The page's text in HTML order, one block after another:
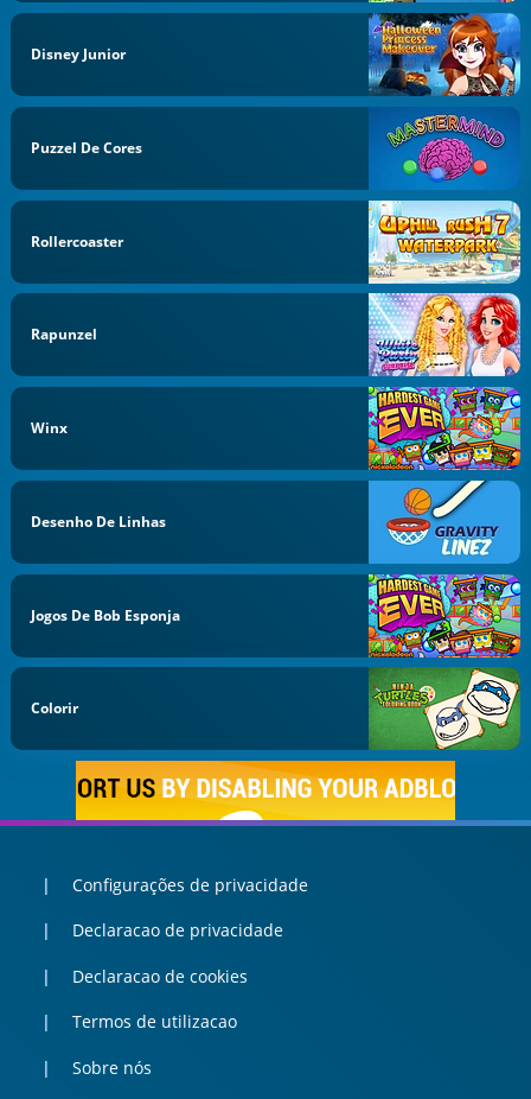
Disney Junior
Puzzel De Cores
Rollercoaster
Rapunzel
Winx
Desenho De Linhas
Jogos De Bob Esponja
Colorir
Configurações de privacidade
Declaracao de privacidade
Declaracao de cookies
Termos de utilizacao
Sobre nós